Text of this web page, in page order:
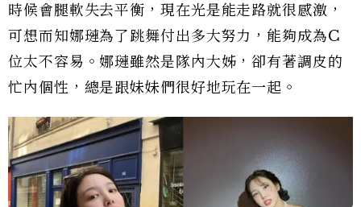
時候會腿軟失去平衡，現在光是能走路就很感激，
可想而知娜璉為了跳舞付出多大努力，能夠成為C
位太不容易。娜璉雖然是隊內大姊，卻有著調皮的
忙內個性，總是跟妹妹們很好地玩在一起。